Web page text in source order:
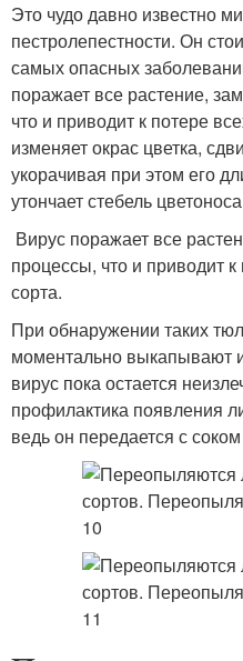
Это чудо давно известно
пестролепестности. Он
самых опасных
поражает все растение,
что и приводит к потере
изменяет окрас цветка,
укорачивая при этом его
утончает стебель
Вирус поражает все
процессы, что и приводит к
сорта.
При обнаружении таких
моментально выкапывают
вирус пока остается
профилактика появления
ведь он передается с